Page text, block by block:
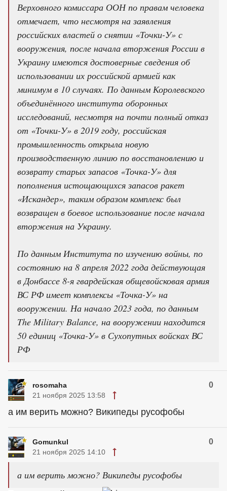
Верховного комиссара ООН по правам человека
отмечает, что несмотря на заявления
российских властей о снятии «Точки-У» с
вооружения, после начала вторжения России в
Украину имеются достоверные сведения об
использовании их российской армией как
минимум в 10 случаях. По данным Королевского
объединённого института оборонных
исследований, несмотря на почти полный отказ
от «Точки-У» в 2019 году, российская
промышленность открыла новую
производственную линию по восстановлению и
возврату старых запасов «Точка-У» для
пополнения истощающихся запасов ракет
«Искандер», таким образом комплекс был
возвращен в боевое использование после начала
вторжения на Украину.
По данным Института по изучению войны, по
состоянию на 8 апреля 2022 года действующая
в Донбассе 8-я гвардейская общевойсковая армия
ВС РФ имеет комплексы «Точка-У» на
вооружении. На начало 2023 года, по данным
The Military Balance, на вооружении находится
50 единиц «Точка-У» в Сухопутных войсках ВС
РФ
rosomaha 0
21 ноября 2025 13:58
а им верить можно? Википеды русофобы
Gomunkul 0
21 ноября 2025 14:10
а им верить можно? Википеды русофобы